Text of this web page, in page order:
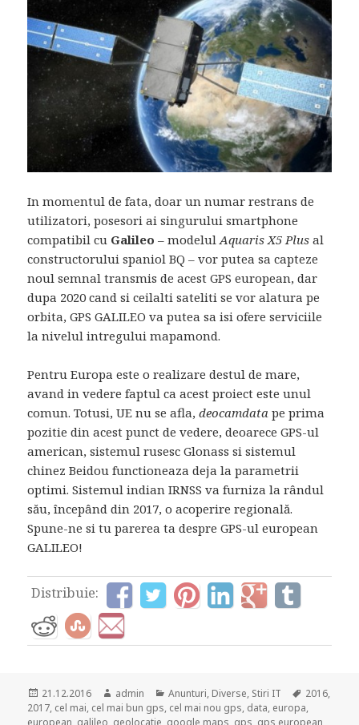
In momentul de fata, doar un numar restrans de
utilizatori, posesori ai singurului smartphone
compatibil cu Galileo – modelulAquaris X5 Plus al
constructorului spaniol BQ – vor putea sa capteze
noul semnal transmis de acest GPS european, dar
dupa 2020 cand si ceilalti sateliti se vor alatura pe
orbita, GPS GALILEO va putea sa isi ofere serviciile
la nivelul intregului mapamond.
Pentru Europa este o realizare destul de mare,
avand in vedere faptul ca acest proiect este unul
comun. Totusi, UE nu se afla,deocamdata pe prima
pozitie din acest punct de vedere, deoarece GPS-ul
american, sistemul rusesc Glonass si sistemul
chinez Beidou functioneaza deja la parametrii
optimi. Sistemul indian IRNSS va furniza la rândul
său, începând din 2017, o acoperire regională.
Spune-ne si tu parerea ta despre GPS-ul european
GALILEO!
Distribuie:
Posted
on
21.12.2016 Author
admin Categories
Anunturi, Diverse, Stiri IT Tags
2016,
2017, cel mai, cel mai bun gps, cel mai nou gps, data, europa,